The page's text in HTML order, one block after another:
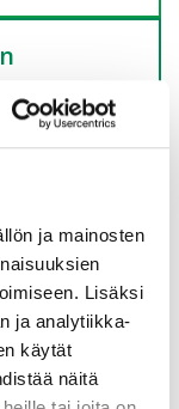
ja mainosten
Lisäksi
ja analytiikka-
käytät
näitä
tehtävän